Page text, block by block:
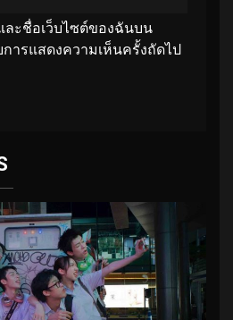
ละชื่อเว็บไซต์ของฉันบน
การแสดงความเห็นครั้งถัดไป